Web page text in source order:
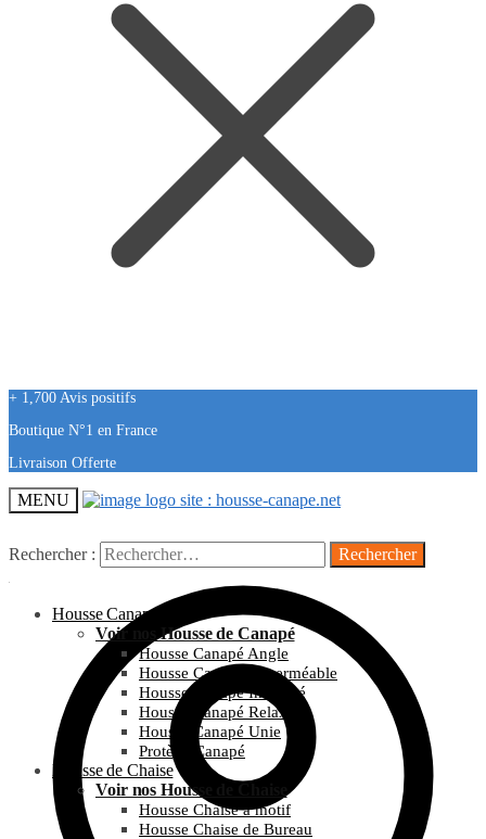
+ 1,700 Avis positifs
Boutique N°1 en France
Livraison Offerte
MENU
Rechercher :
Housse Canapé
Voir nos Housse de Canapé
Housse Canapé Angle
Housse Canapé Imperméable
Housse Canapé Imprimé
Housse Canapé Relax
Housse Canapé Unie
Protège Canapé
Housse de Chaise
Voir nos Housse de Chaise
Housse Chaise à motif
Housse Chaise de Bureau